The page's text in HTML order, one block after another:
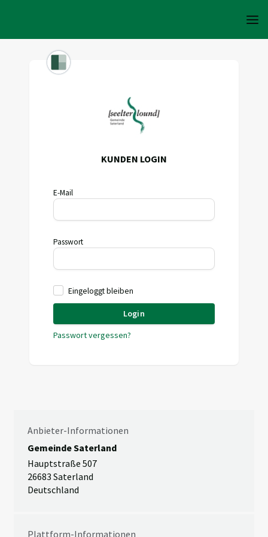
KUNDEN LOGIN
E-Mail
Passwort
Eingeloggt bleiben
Login
Passwort vergessen?
Anbieter-Informationen
Gemeinde Saterland
Hauptstraße 507
26683 Saterland
Deutschland
Plattform-Informationen